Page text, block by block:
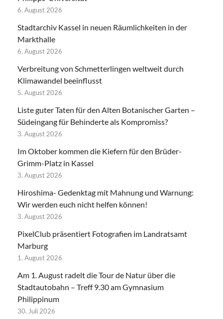
6. August 2026
Stadtarchiv Kassel in neuen Räumlichkeiten in der
Markthalle
6. August 2026
Verbreitung von Schmetterlingen weltweit durch
Klimawandel beeinflusst
5. August 2026
Liste guter Taten für den Alten Botanischer Garten –
Südeingang für Behinderte als Kompromiss?
3. August 2026
Im Oktober kommen die Kiefern für den Brüder-
Grimm-Platz in Kassel
3. August 2026
Hiroshima- Gedenktag mit Mahnung und Warnung:
Wir werden euch nicht helfen können!
3. August 2026
PixelClub präsentiert Fotografien im Landratsamt
Marburg
1. August 2026
Am 1. August radelt die Tour de Natur über die
Stadtautobahn – Treff 9.30 am Gymnasium
Philippinum
30. Juli 2026